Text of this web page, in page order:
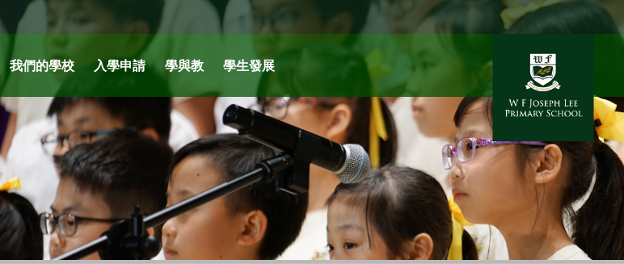
我們的學校 入學申請 學與教 學生發展